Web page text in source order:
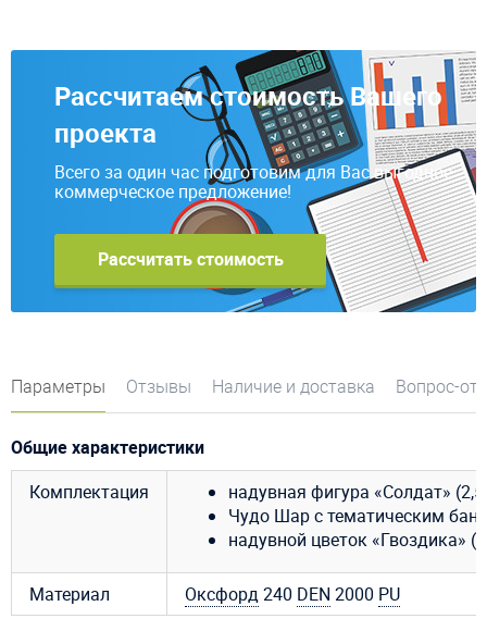
Рассчитаем стоимость Вашего
проекта
Всего за один час подготовим для Вас выгодное
коммерческое предложение!
Рассчитать стоимость
Параметры Отзывы Наличие и доставка Вопрос-
Общие характеристики
Комплектация
надувная фигура «Солдат»
Чудо Шар с тематическим
надувной цветок «Гвоздика»
Материал Оксфорд240 DEN 2000 PU